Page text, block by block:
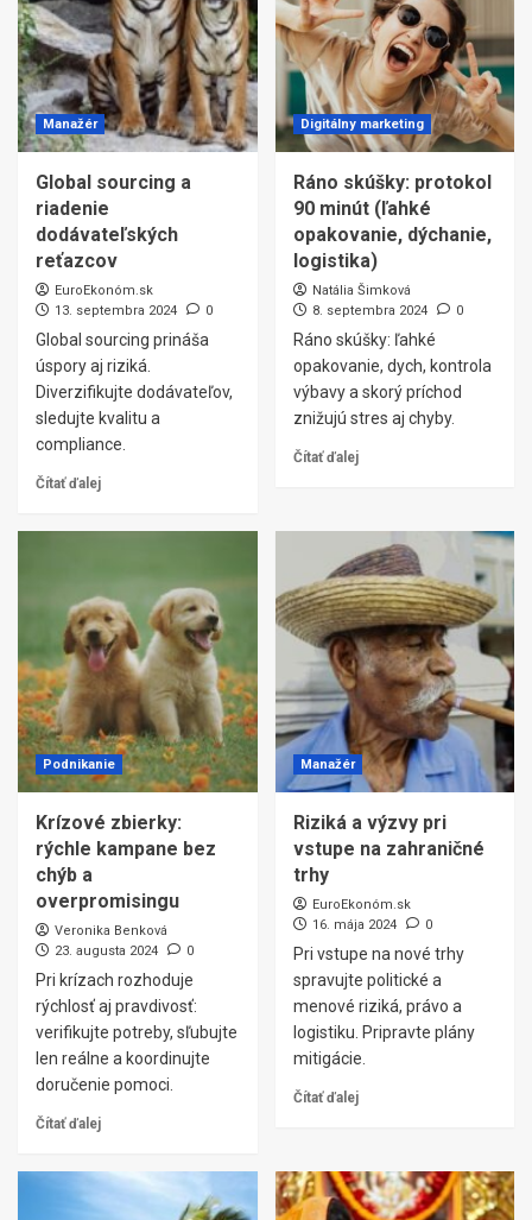
Manažér
Global sourcing a
riadenie
dodávateľských
reťazcov
EuroEkonóm.sk
13. septembra 2024
0
Global sourcing prináša
úspory aj riziká.
Diverzifikujte dodávateľov,
sledujte kvalitu a
compliance.
Čítať ďalej
Digitálny marketing
Ráno skúšky: protokol
90 minút (ľahké
opakovanie, dýchanie,
logistika)
Natália Šimková
8. septembra 2024
0
Ráno skúšky: ľahké
opakovanie, dych, kontrola
výbavy a skorý príchod
znižujú stres aj chyby.
Čítať ďalej
Podnikanie
Krízové zbierky:
rýchle kampane bez
chýb a
overpromisingu
Veronika Benková
23. augusta 2024
0
Pri krízach rozhoduje
rýchlosť aj pravdivosť:
verifikujte potreby, sľubujte
len reálne a koordinujte
doručenie pomoci.
Čítať ďalej
Manažér
Riziká a výzvy pri
vstupe na zahraničné
trhy
EuroEkonóm.sk
16. mája 2024
0
Pri vstupe na nové trhy
spravujte politické a
menové riziká, právo a
logistiku. Pripravte plány
mitigácie.
Čítať ďalej